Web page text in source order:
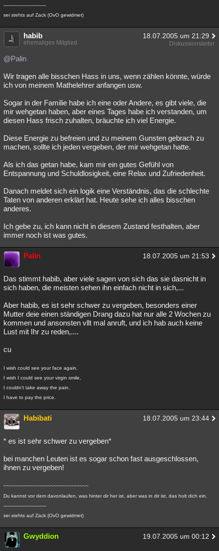
-----------------------------
sei stehts auf Zack (OvO gewidmet)
habib 18.07.2005 um 21:29
ehemaliges Mitglied Diskussionsleiter
@Palin
Wir tragen alle bisschen Hass in uns, wenn zählen könnte, würde
ich von meinem Mathelehrer anfangen usw.
Sogar in der Familie habe ich eine oder Andere, es gibt viele, die
mir wehgetan haben, aber eines Tages habe ich verstanden, um
diesen Hass frisch zuhalten, bräuchte ich viel Energie.
Diese Energie zu befreien und zu meinem Gunsten gebrach zu
machen, sollte ich jeden vergeben, der mir wehgetan hatte.
Als ich das getan habe, kam mir ein gutes Gefühl von
Entspannung und Schuldlosigkeit, eine Relax und Zufriedenheit.
Danach meldet sich ein logik eine Verständnis, das die schlechte
Taten von anderen erklärt hat. Heute sehe ich alles bisschen
anderes.
Ich gebe zu, ich kann nicht in diesem Zustand festhalten, aber
immer noch ist was gutes.
Palin 18.07.2005 um 21:53
Das stimmt habib, aber viele sagen von sich das sie dasnicht in
sich haben, die meisten sehen ihn einfach nicht in sich,...
Aber habib, es ist sehr schwer zu vergeben, besonders einer
Mutter deie einen ständigen Drang dazu hat nur alle 2 Wochen zu
kommen und ansonsten vllt mal anruft, und ich hab auch keine
Lust mit Ihr zu reden,....
cu
I wish could see your face again,
I wish I could see your virgin smile,
I couldn't take away the pain,
I have to pay the price.
Habibati 18.07.2005 um 23:44
* es ist sehr schwer zu vergeben*
bei manchen Leuten ist es sogar schon fast ausgeschlossen,
ihnen zu vergeben!
~~~~~~~~~~~~~~~~~~~~~~~~~~~~~
Du kannst vor dem davonlaufen, was hinter dir her ist, aber was in dir ist, das holt dich ein.
-----------------------------
sei stehts auf Zack (OvO gewidmet)
Gwyddion 19.07.2005 um 00:12